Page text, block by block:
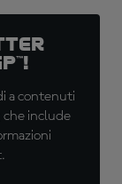
a contenuti
che include